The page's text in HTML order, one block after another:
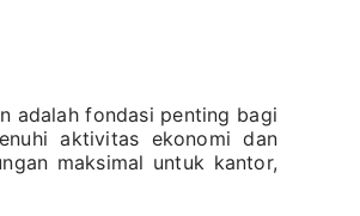
adalah fondasi penting bagi
aktivitas ekonomi dan
maksimal untuk kantor,